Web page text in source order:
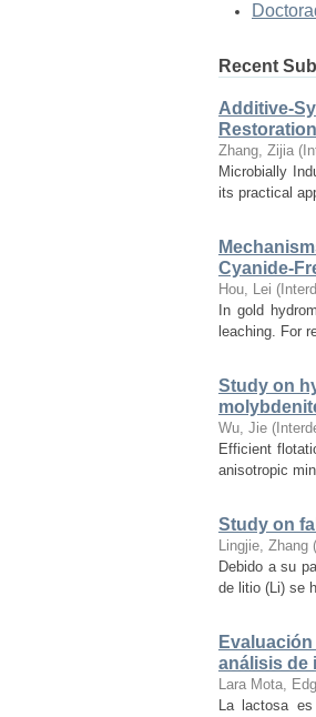
Recent
Additive-
Restoration
Zhang, Zijia (
Microbially
its practical
Cyanide-
Hou, Lei (
In gold
leaching. For
Study on
Wu, Jie (
Efficient
anisotropic
Study on
Lingjie, Zhang (
Debido a su
de litio (Li) se
análisis de
Lara Mota,
La lactosa